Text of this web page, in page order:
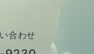
合わせ